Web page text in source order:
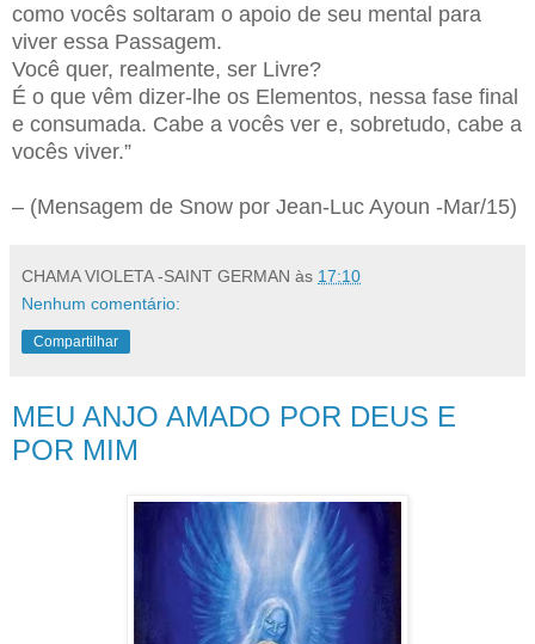
como vocês soltaram o apoio de seu mental para
viver essa Passagem.
Você quer, realmente, ser Livre?
É o que vêm dizer-lhe os Elementos, nessa fase final
e consumada. Cabe a vocês ver e, sobretudo, cabe a
vocês viver.”
– (Mensagem de Snow por Jean-Luc Ayoun -Mar/15)
CHAMA VIOLETA -SAINT GERMAN às 17:10
Nenhum comentário:
Compartilhar
MEU ANJO AMADO POR DEUS E
POR MIM